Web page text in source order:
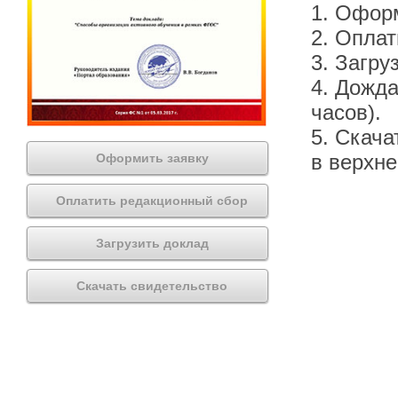
Оформить заявку
Оплатить редакционный сбор
Загрузить доклад
Скачать свидетельство
1.
2.
3.
4.
часов).
5.
в